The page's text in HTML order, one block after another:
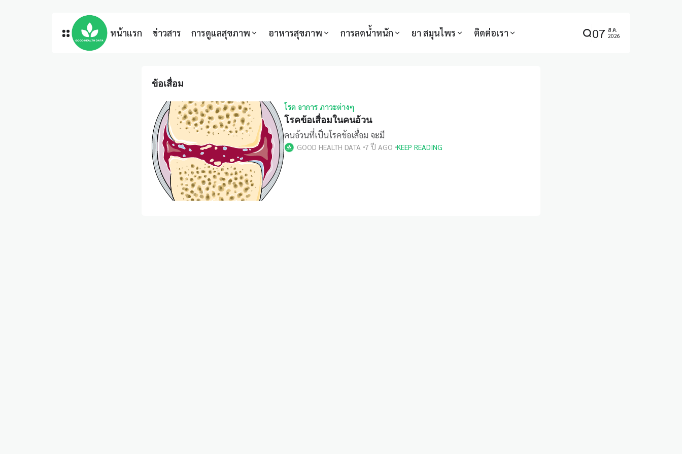
หน้าแรก ข่าวสาร การดูแลสุขภาพ อาหารสุขภาพ การลดน้ำหนัก ยา สมุนไพร ติดต่อเรา 07 ส.ค.
2026
ข้อเสื่อม
โรค อาการ ภาวะต่างๆ
โรคข้อเสื่อมในคนอ้วน
คนอ้วนที่เป็นโรคข้อเสื่อม จะมี
GOOD HEALTH DATA 7 ปี AGO KEEP READING